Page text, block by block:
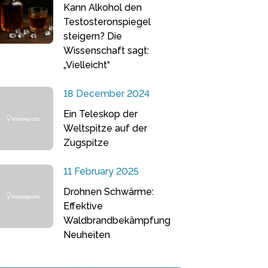
Kann Alkohol den
Testosteronspiegel
steigern? Die
Wissenschaft sagt:
„Vielleicht“
18 December 2024
Ein Teleskop der
Weltspitze auf der
Zugspitze
11 February 2025
Drohnen Schwärme:
Effektive
Waldbrandbekämpfung
Neuheiten